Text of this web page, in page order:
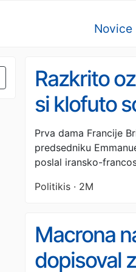
Novice
Razkrito
si klofuto
sporočil
Prva dama Francije
predsedniku
poslal iransko-
Politikis · 2M
Macrona
dopisoval